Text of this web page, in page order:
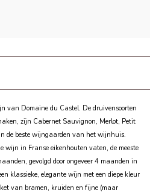
van Domaine du Castel. De druivensoorten
zijn Cabernet Sauvignon, Merlot, Petit
de beste wijngaarden van het wijnhuis.
wijn in Franse eikenhouten vaten, de meeste
gevolgd door ongeveer 4 maanden in
klassieke, elegante wijn met een diepe kleur
van bramen, kruiden en fijne (maar